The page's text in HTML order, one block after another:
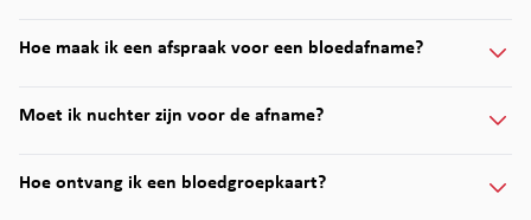
Hoe maak ik een afspraak voor een bloedafname?
Moet ik nuchter zijn voor de afname?
Hoe ontvang ik een bloedgroepkaart?